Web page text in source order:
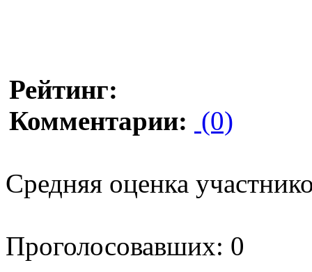
Рейтинг:
Комментарии: (0)
Средняя оценка
Проголосовавших: 0